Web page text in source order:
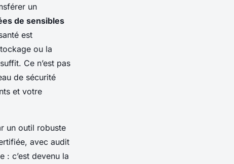
un
de sensibles
est
ou la
Ce n’est pas
de sécurité
et votre
un outil robuste
avec audit
: c’est devenu la